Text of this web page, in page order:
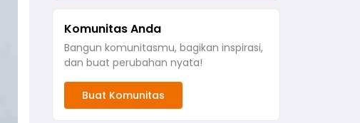
Komunitas Anda
Bangun komunitasmu, bagikan inspirasi,
dan buat perubahan nyata!
Buat Komunitas